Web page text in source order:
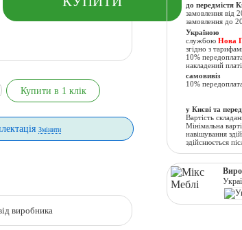
Змінити
виробника
до передмістя
замовлення від
замовлення до
Україною
службою Нова
згідно з
10% передоплата
накладений
самовивіз
10% передоплата
у Києві та
Вартість
Мінімальна
навішування
здійснюється